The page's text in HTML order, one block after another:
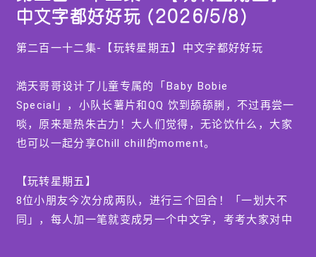
0
seconds
中文字都好好玩 (2026/5/8)
第二百一十二集-【玩转星期五】中文字都好好玩
澔天哥哥设计了儿童专属的「Baby Bobie
Special」，小队长薯片和QQ 饮到舔舔脷，不过再尝一
啖，原来是热朱古力！大人们觉得，无论饮什么，大家
也可以一起分享Chill chill的moment。
【玩转星期五】
8位小朋友今次分成两队，进行三个回合！「一划大不
同」，每人加一笔就变成另一个中文字，考考大家对中